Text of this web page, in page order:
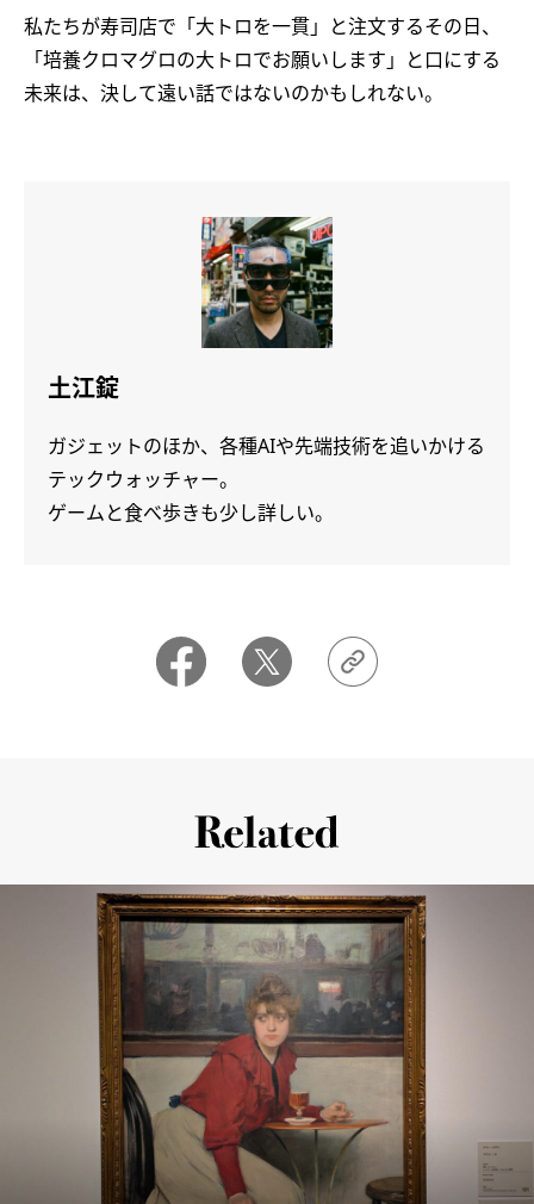
私たちが寿司店で「大トロを一貫」と注文するその日、
「培養クロマグロの大トロでお願いします」と口にする
未来は、決して遠い話ではないのかもしれない。
土江錠
ガジェットのほか、各種AIや先端技術を追いかける
テックウォッチャー。
ゲームと食べ歩きも少し詳しい。